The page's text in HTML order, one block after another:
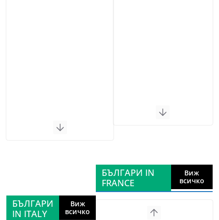
БЪЛГАРИ
IN ITALY
Виж
всичко
БЪЛГАРИ IN
FRANCE
Виж
всичко